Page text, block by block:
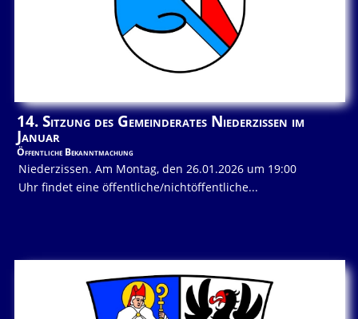
14. Sitzung des Gemeinderates Niederzissen im
Januar
Öffentliche Bekanntmachung
Niederzissen. Am Montag, den 26.01.2026 um 19:00
Uhr findet eine öffentliche/nichtöffentliche...